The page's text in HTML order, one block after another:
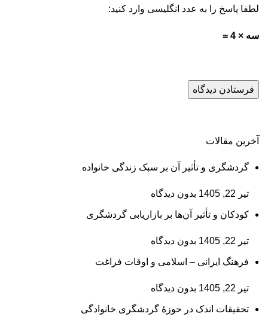
لطفا پاسخ را به عدد انگلیسی وارد کنید:
سه × 4 =
آخرین مقالات
گردشگری و تأثیر آن بر سبک زندگی خانواده
تیر 22, 1405 بدون دیدگاه
کودکان و تأثیر آن‌ها بر بازاریابی گردشگری
تیر 22, 1405 بدون دیدگاه
فرهنگ ایرانی – اسلامی و اوقات فراغت
تیر 22, 1405 بدون دیدگاه
تحقیقات اندک در حوزۀ گردشگری خانوادگی